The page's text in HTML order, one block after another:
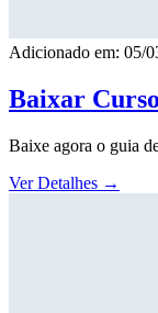
Adicionado em: 05/
Baixar
Baixe agora o guia
Ver Detalhes →